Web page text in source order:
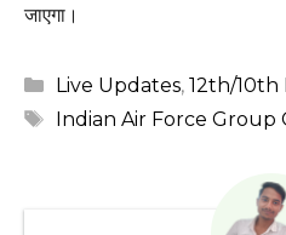
जाएगा।
Categories
Live Updates, 12th/10th
Tags
Indian Air Force